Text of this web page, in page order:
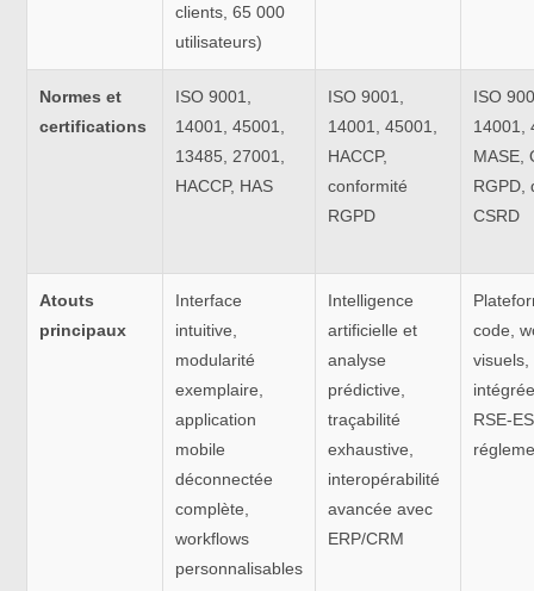
clients, 65 000
utilisateurs)
Normes et
certifications
ISO 9001,
14001, 45001,
13485, 27001,
HACCP, HAS
ISO 9001,
14001, 45001,
HACCP,
conformité
RGPD
ISO
14001,
MASE,
RGPD,
CSRD
Atouts
principaux
Interface
intuitive,
modularité
exemplaire,
application
mobile
déconnectée
complète,
workflows
personnalisables
Intelligence
artificielle et
analyse
prédictive,
traçabilité
exhaustive,
interopérabilité
avancée avec
ERP/CRM
code,
visuels,
RSE-